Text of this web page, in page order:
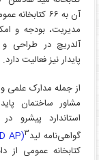
آن به ۶۶
مدیریت، بودجه و
آلدریچ در طراحی و
پایدار نیز فعالیت دارد.
از جمله مدارک علمی
استاندارد پیشرو
گواهی‌نامه لید۳(LEED AP)
کتابخانه عمومی از